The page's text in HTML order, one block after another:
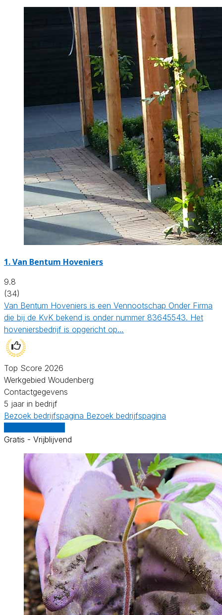
1.Van Bentum Hoveniers
9.8
(34)
Van Bentum Hoveniers is een Vennootschap Onder Firma
die bij de KvK bekend is onder nummer 83645543. Het
hoveniersbedrijf is opgericht op…
Top Score 2026
Werkgebied Woudenberg
Contactgegevens
5 jaar in bedrijf
Bezoek bedrijfspagina Bezoek bedrijfspagina
Gratis - Vrijblijvend